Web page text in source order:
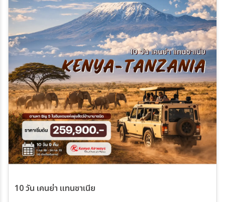
ประเทศ
เมือง
สายการบิน
ตั้งแต่วันที่
10 วัน เคนย่า แทนซาเนีย